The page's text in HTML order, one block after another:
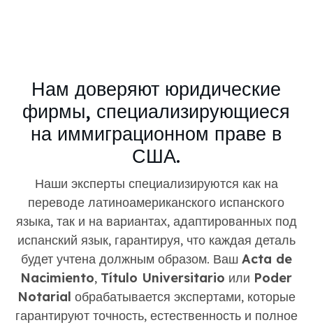
Нам доверяют юридические
фирмы, специализирующиеся
на иммиграционном праве в
США.
Наши эксперты специализируются как на
переводе латиноамериканского испанского
языка, так и на вариантах, адаптированных под
испанский язык, гарантируя, что каждая деталь
будет учтена должным образом. Ваш Acta de
Nacimiento, Título Universitario или Poder
Notarial обрабатывается экспертами, которые
гарантируют точность, естественность и полное